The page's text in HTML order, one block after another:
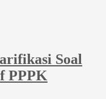
Soal
PPPK